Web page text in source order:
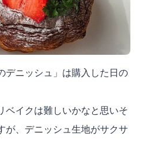
デニッシュ」は購入した日の
ベイクは難しいかなと思いそ
が、デニッシュ生地がサクサ